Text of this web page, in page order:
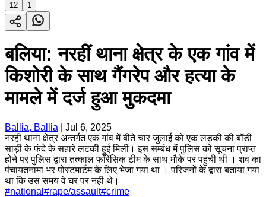
12 1
बलिया: नरहीं थाना क्षेत्र के एक गांव में
किशोरी के साथ गैंगरेप और हत्या के
मामले में दर्ज हुआ मुकदमा
Ballia, Ballia
Jul 6, 2025
नरहीं थाना क्षेत्र अन्तर्गत एक गांव में बीते चार जुलाई को एक लड़की की बॉडी
साड़ी के फंदे के सहारे लटकी हुई मिली। इस सम्बंध में पुलिस को सूचना प्राप्त
होने पर पुलिस द्वारा तत्काल फॉरेंसिक टीम के साथ मौके पर पहुंची थी । शव का
पंचायतनामा भर पोस्टमार्टम के लिए भेजा गया था । परिजनों के द्वारा बताया गया
था कि उस समय वे घर पर नही थे।
#national #rape/assault#crime